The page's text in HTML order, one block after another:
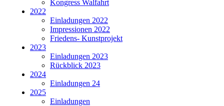
Kongress Walfahrt
2022
Einladungen 2022
Impressionen 2022
Friedens- Kunstprojekt
2023
Einladungen 2023
Rückblick 2023
2024
Einladungen 24
2025
Einladungen